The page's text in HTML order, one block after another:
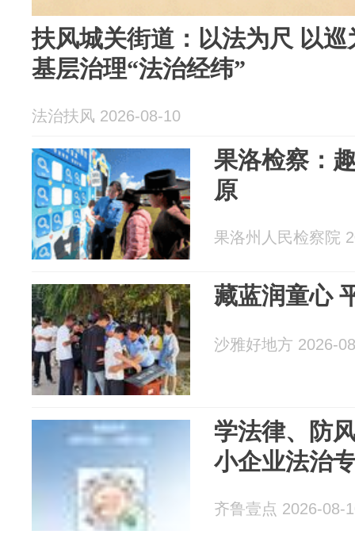
扶风城关街道：以法为尺 以巡为
基层治理“法治经纬”
法治扶风 2026-08-10
果洛检察：
原
果洛州人民检察院
藏蓝润童心
沙雅好地方 2026-
学法律、防
小企业法治
齐鲁壹点 2026-08-